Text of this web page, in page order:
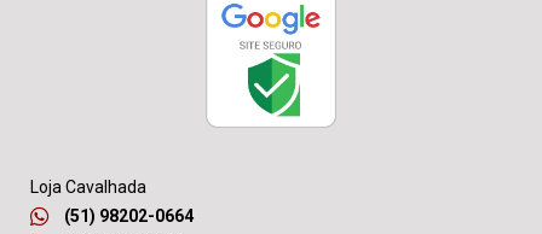
Loja Cavalhada
(51) 98202-0664